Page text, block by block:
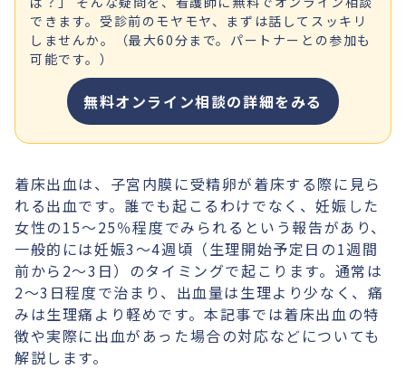
できます。受診前のモヤモヤ、まずは話してスッキリ
しませんか。（最大60分まで。パートナーとの参加も
可能です。）
無料オンライン相談の詳細をみる
着床出血は、子宮内膜に受精卵が着床する際に見ら
れる出血です。誰でも起こるわけでなく、妊娠した
女性の15〜25％程度でみられるという報告があり、
一般的には妊娠3〜4週頃（生理開始予定日の1週間
前から2〜3日）のタイミングで起こります。通常は
2～3日程度で治まり、出血量は生理より少なく、痛
みは生理痛より軽めです。本記事では着床出血の特
徴や実際に出血があった場合の対応などについても
解説します。